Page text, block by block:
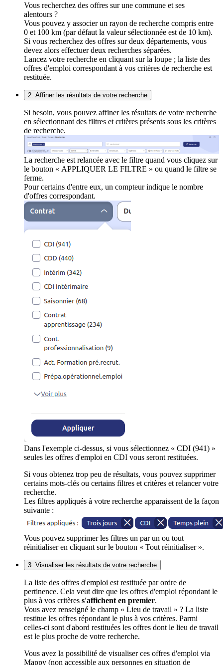
Vous recherchez des offres sur une commune et ses
alentours ?
Vous pouvez y associer un rayon de recherche compris entre
0 et 100 km (par défaut la valeur sélectionnée est de 10 km).
Si vous recherchez des offres sur deux départements, vous
devez alors effectuer deux recherches séparées.
Lancez votre recherche en cliquant sur la loupe ; la liste des
offres d'emploi correspondant à vos critères de recherche est
restituée.
2. Affiner les résultats de votre recherche
Si besoin, vous pouvez affiner les résultats de votre recherche
en sélectionnant des filtres et critères présents sous les critères
de recherche.
La recherche est relancée avec le filtre quand vous cliquez sur
le bouton « APPLIQUER LE FILTRE » ou quand le filtre se
ferme.
Pour certains d'entre eux, un compteur indique le nombre
d'offres correspondant.
Dans l'exemple ci-dessus, si vous sélectionnez « CDI (941) »
seules les offres d'emploi en CDI vous seront restituées.
Si vous obtenez trop peu de résultats, vous pouvez supprimer
certains mots-clés ou certains filtres et critères et relancer votre
recherche.
Les filtres appliqués à votre recherche apparaissent de la façon
suivante :
Vous pouvez supprimer les filtres un par un ou tout
réinitialiser en cliquant sur le bouton « Tout réinitialiser ».
3. Visualiser les résultats de votre recherche
La liste des offres d'emploi est restituée par ordre de
pertinence. Cela veut dire que les offres d'emploi répondant le
plus à vos critères s'affichent en premier.
Vous avez renseigné le champ « Lieu de travail » ? La liste
restitue les offres répondant le plus à vos critères. Parmi
celles-ci sont d'abord restituées les offres dont le lieu de travail
est le plus proche de votre recherche.
Vous avez la possibilité de visualiser ces offres d'emploi via
Mappy (non accessible aux personnes en situation de